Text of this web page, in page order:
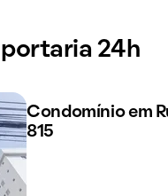
24h
1 imóvel disponível
Condomínio em
815